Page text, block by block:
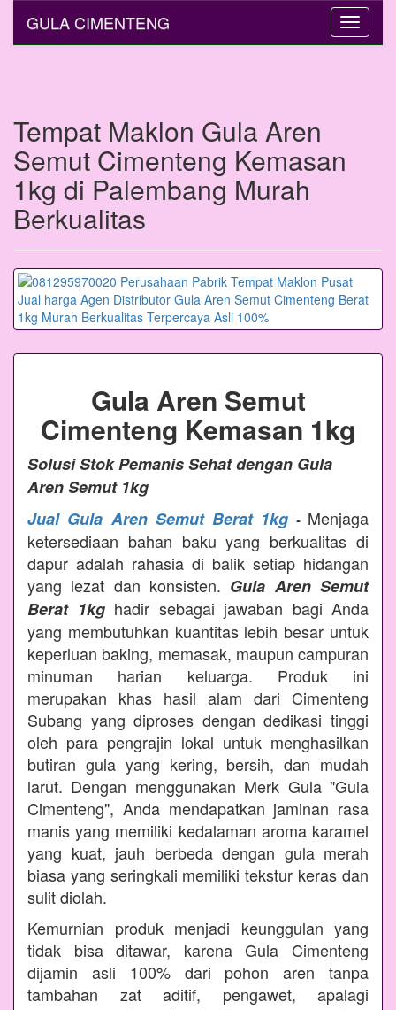
Toggle
GULA CIMENTENG
Tempat Maklon Gula Aren
Semut Cimenteng Kemasan
1kg di Palembang Murah
Berkualitas
Gula Aren Semut
Cimenteng Kemasan 1kg
Solusi Stok Pemanis Sehat dengan Gula
Aren Semut 1kg
Jual Gula Aren Semut Berat 1kg - Menjaga
ketersediaan bahan baku yang berkualitas di
dapur adalah rahasia di balik setiap hidangan
yang lezat dan konsisten. Gula Aren Semut
Berat 1kghadir sebagai jawaban bagi Anda
yang membutuhkan kuantitas lebih besar untuk
keperluan baking, memasak, maupun campuran
minuman harian keluarga. Produk ini
merupakan khas hasil alam dari Cimenteng
Subang yang diproses dengan dedikasi tinggi
oleh para pengrajin lokal untuk menghasilkan
butiran gula yang kering, bersih, dan mudah
larut. Dengan menggunakan Merk Gula "Gula
Cimenteng", Anda mendapatkan jaminan rasa
manis yang memiliki kedalaman aroma karamel
yang kuat, jauh berbeda dengan gula merah
biasa yang seringkali memiliki tekstur keras dan
sulit diolah.
Kemurnian produk menjadi keunggulan yang
tidak bisa ditawar, karena Gula Cimenteng
dijamin asli 100% dari pohon aren tanpa
tambahan zat aditif, pengawet, apalagi